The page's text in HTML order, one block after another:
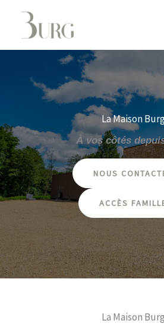
La Maison
À vos côtés
NOUS
ACCÈS
La Maison Burg